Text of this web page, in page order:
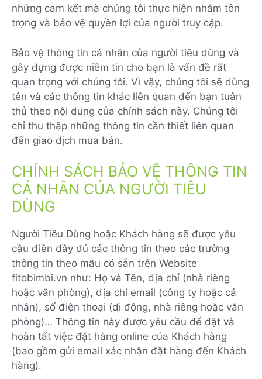
những cam kết mà chúng tôi thực hiện nhằm tôn
trọng và bảo vệ quyền lợi của người truy cập.
Bảo vệ thông tin cá nhân của người tiêu dùng và
gây dựng được niềm tin cho bạn là vấn đề rất
quan trọng với chúng tôi. Vì vậy, chúng tôi sẽ dùng
tên và các thông tin khác liên quan đến bạn tuân
thủ theo nội dung của chính sách này. Chúng tôi
chỉ thu thập những thông tin cần thiết liên quan
đến giao dịch mua bán.
CHÍNH SÁCH BẢO VỆ THÔNG TIN
CÁ NHÂN CỦA NGƯỜI TIÊU
DÙNG
Người Tiêu Dùng hoặc Khách hàng sẽ được yêu
cầu điền đầy đủ các thông tin theo các trường
thông tin theo mẫu có sẵn trên Website
fitobimbi.vn như: Họ và Tên, địa chỉ (nhà riêng
hoặc văn phòng), địa chỉ email (công ty hoặc cá
nhân), số điện thoại (di động, nhà riêng hoặc văn
phòng)… Thông tin này được yêu cầu để đặt và
hoàn tất việc đặt hàng online của Khách hàng
(bao gồm gửi email xác nhận đặt hàng đến Khách
hàng).